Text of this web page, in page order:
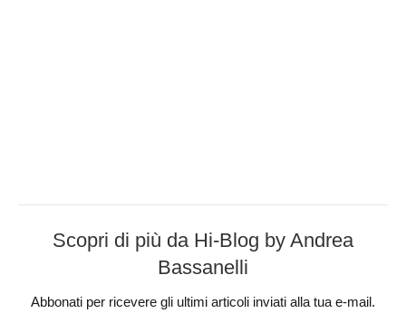
Scopri di più da Hi-Blog by Andrea
Bassanelli
Abbonati per ricevere gli ultimi articoli inviati alla tua e-mail.